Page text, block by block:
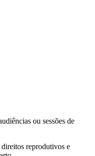
ou sessões de
direitos reprodutivos e